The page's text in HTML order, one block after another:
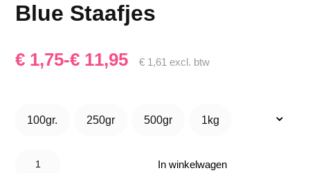
Blue Staafjes
€ 1,75-€ 11,95
Prijsklasse:
tot
€ 1,61 excl. btw
100gr.
100gr.
250gr
250gr
500gr
500gr
1kg
1kg
Sour
In winkelwagen